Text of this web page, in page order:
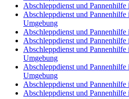
Abschleppdienst und
Abschleppdienst und Pannenhilfe
Umgebung
Abschleppdienst und
Abschleppdienst und
Abschleppdienst und Pannenhilfe
Umgebung
Abschleppdienst und
Umgebung
Abschleppdienst und
Abschleppdienst und